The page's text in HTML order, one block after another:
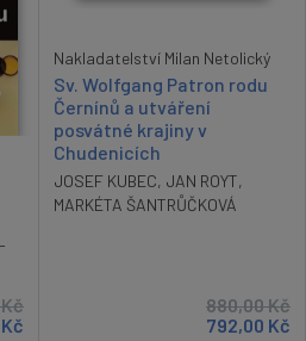
Kč
Kč
Nakladatelství Milan Netolický
Sv. Wolfgang Patron rodu
Černínů a utváření
posvátné krajiny v
Chudenicích
JOSEF KUBEC, JAN ROYT,
MARKÉTA ŠANTRŮČKOVÁ
880,00Kč
792,00 Kč